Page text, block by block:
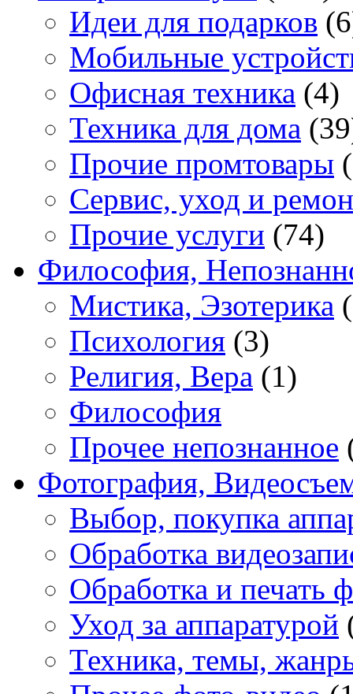
Идеи для подарков
Мобильные
Офисная техника (4)
Техника для дома
Прочие промтовары
Сервис, уход и
Прочие услуги (74)
Философия,
Мистика, Эзотерика
Психология (3)
Религия, Вера (1)
Философия
Прочее непознанное
Фотография,
Выбор, покупка
Обработка
Обработка и печать
Уход за аппаратурой
Техника, темы,